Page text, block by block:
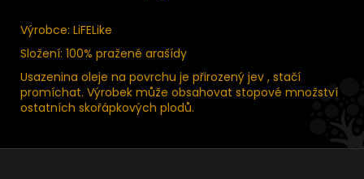
Výrobce: LiFELike
Složení: 100% pražené arašídy
Usazenina oleje na povrchu je přirozený jev , stačí
promíchat. Výrobek může obsahovat stopové množství
ostatních skořápkových plodů.